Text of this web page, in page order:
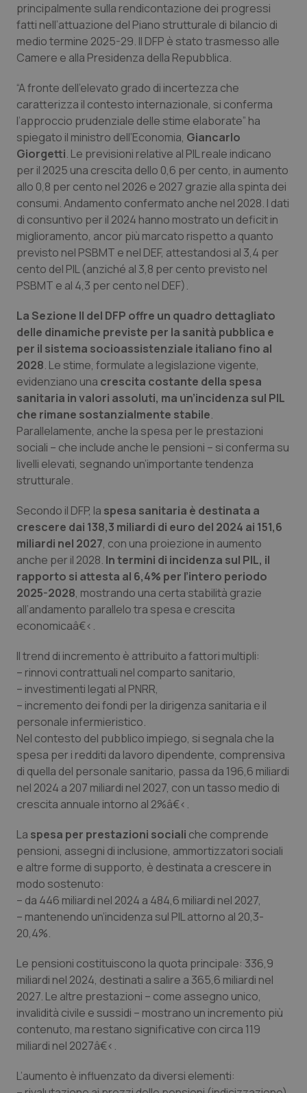
Lazio
Liguria
Lombardia
Marche
Molise
Piemonte
Provincia Autonoma di Bolzano
Provincia Autonoma di Trento
Sardegna
Sicilia
Toscana
Umbria
Valle D’Aosta
Veneto
Diabete & glucometri
Disturbi dell’umore
Dolore
Donna & Salute
Epatiti
HIV
Infezioni & Febbre
Ipertensione & Scompenso
Malattia di Crohn & Rettocolite Ulcerosa
Neuroscienze & patologie neurodegenerative
Obesità
Oftalmologia
Oncodermatologia
Oncoematologia
Oncologia & Nutrizione
Psoriasi & pelle
Quotidiano Cardiologia
Quotidiano Chirurgia
Quotidiano Oncologia
Quotidiano Pediatria
Rene & patologie urogenitali
Salute orale & impianti
Sangue & coagulazione
Tiroide
Tumore al seno
Tumori del Polmone & Testa Collo
Tumori gastrointestinali
Ulcera & Reflusso
Vaccini
principalmente sulla rendicontazione dei progressi
fatti nell’attuazione del Piano strutturale di bilancio di
medio termine 2025-29. Il DFP è stato trasmesso alle
Camere e alla Presidenza della Repubblica.
“A fronte dell’elevato grado di incertezza che
caratterizza il contesto internazionale, si conferma
l’approccio prudenziale delle stime elaborate” ha
spiegato il ministro dell’Economia, Giancarlo
Giorgetti. Le previsioni relative al PIL reale indicano
per il 2025 una crescita dello 0,6 per cento, in aumento
allo 0,8 per cento nel 2026 e 2027 grazie alla spinta dei
consumi. Andamento confermato anche nel 2028. I dati
di consuntivo per il 2024 hanno mostrato un deficit in
miglioramento, ancor più marcato rispetto a quanto
previsto nel PSBMT e nel DEF, attestandosi al 3,4 per
cento del PIL (anziché al 3,8 per cento previsto nel
PSBMT e al 4,3 per cento nel DEF).
La Sezione II del DFP offre un quadro dettagliato
delle dinamiche previste per la sanità pubblica e
per il sistema socioassistenziale italiano fino al
2028. Le stime, formulate a legislazione vigente,
evidenziano una crescita costante della spesa
sanitaria in valori assoluti, ma un’incidenza sul PIL
che rimane sostanzialmente stabile.
Parallelamente, anche la spesa per le prestazioni
sociali – che include anche le pensioni – si conferma su
livelli elevati, segnando un’importante tendenza
strutturale.
Secondo il DFP, la spesa sanitaria è destinata a
crescere dai 138,3 miliardi di euro del 2024 ai 151,6
miliardi nel 2027, con una proiezione in aumento
anche per il 2028. In termini di incidenza sul PIL, il
rapporto si attesta al 6,4% per l’intero periodo
2025-2028, mostrando una certa stabilità grazie
all’andamento parallelo tra spesa e crescita
economicaâ€‹.
Il trend di incremento è attribuito a fattori multipli:
– rinnovi contrattuali nel comparto sanitario,
– investimenti legati al PNRR,
– incremento dei fondi per la dirigenza sanitaria e il
personale infermieristico.
Nel contesto del pubblico impiego, si segnala che la
spesa per i redditi da lavoro dipendente, comprensiva
di quella del personale sanitario, passa da 196,6 miliardi
nel 2024 a 207 miliardi nel 2027, con un tasso medio di
crescita annuale intorno al 2%â€‹.
La spesa per prestazioni sociali che comprende
pensioni, assegni di inclusione, ammortizzatori sociali
e altre forme di supporto, è destinata a crescere in
modo sostenuto:
– da 446 miliardi nel 2024 a 484,6 miliardi nel 2027,
– mantenendo un’incidenza sul PIL attorno al 20,3-
20,4%.
Le pensioni costituiscono la quota principale: 336,9
miliardi nel 2024, destinati a salire a 365,6 miliardi nel
2027. Le altre prestazioni – come assegno unico,
invalidità civile e sussidi – mostrano un incremento più
contenuto, ma restano significative con circa 119
miliardi nel 2027â€‹.
L’aumento è influenzato da diversi elementi: